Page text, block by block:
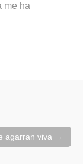
me ha
agarran viva →